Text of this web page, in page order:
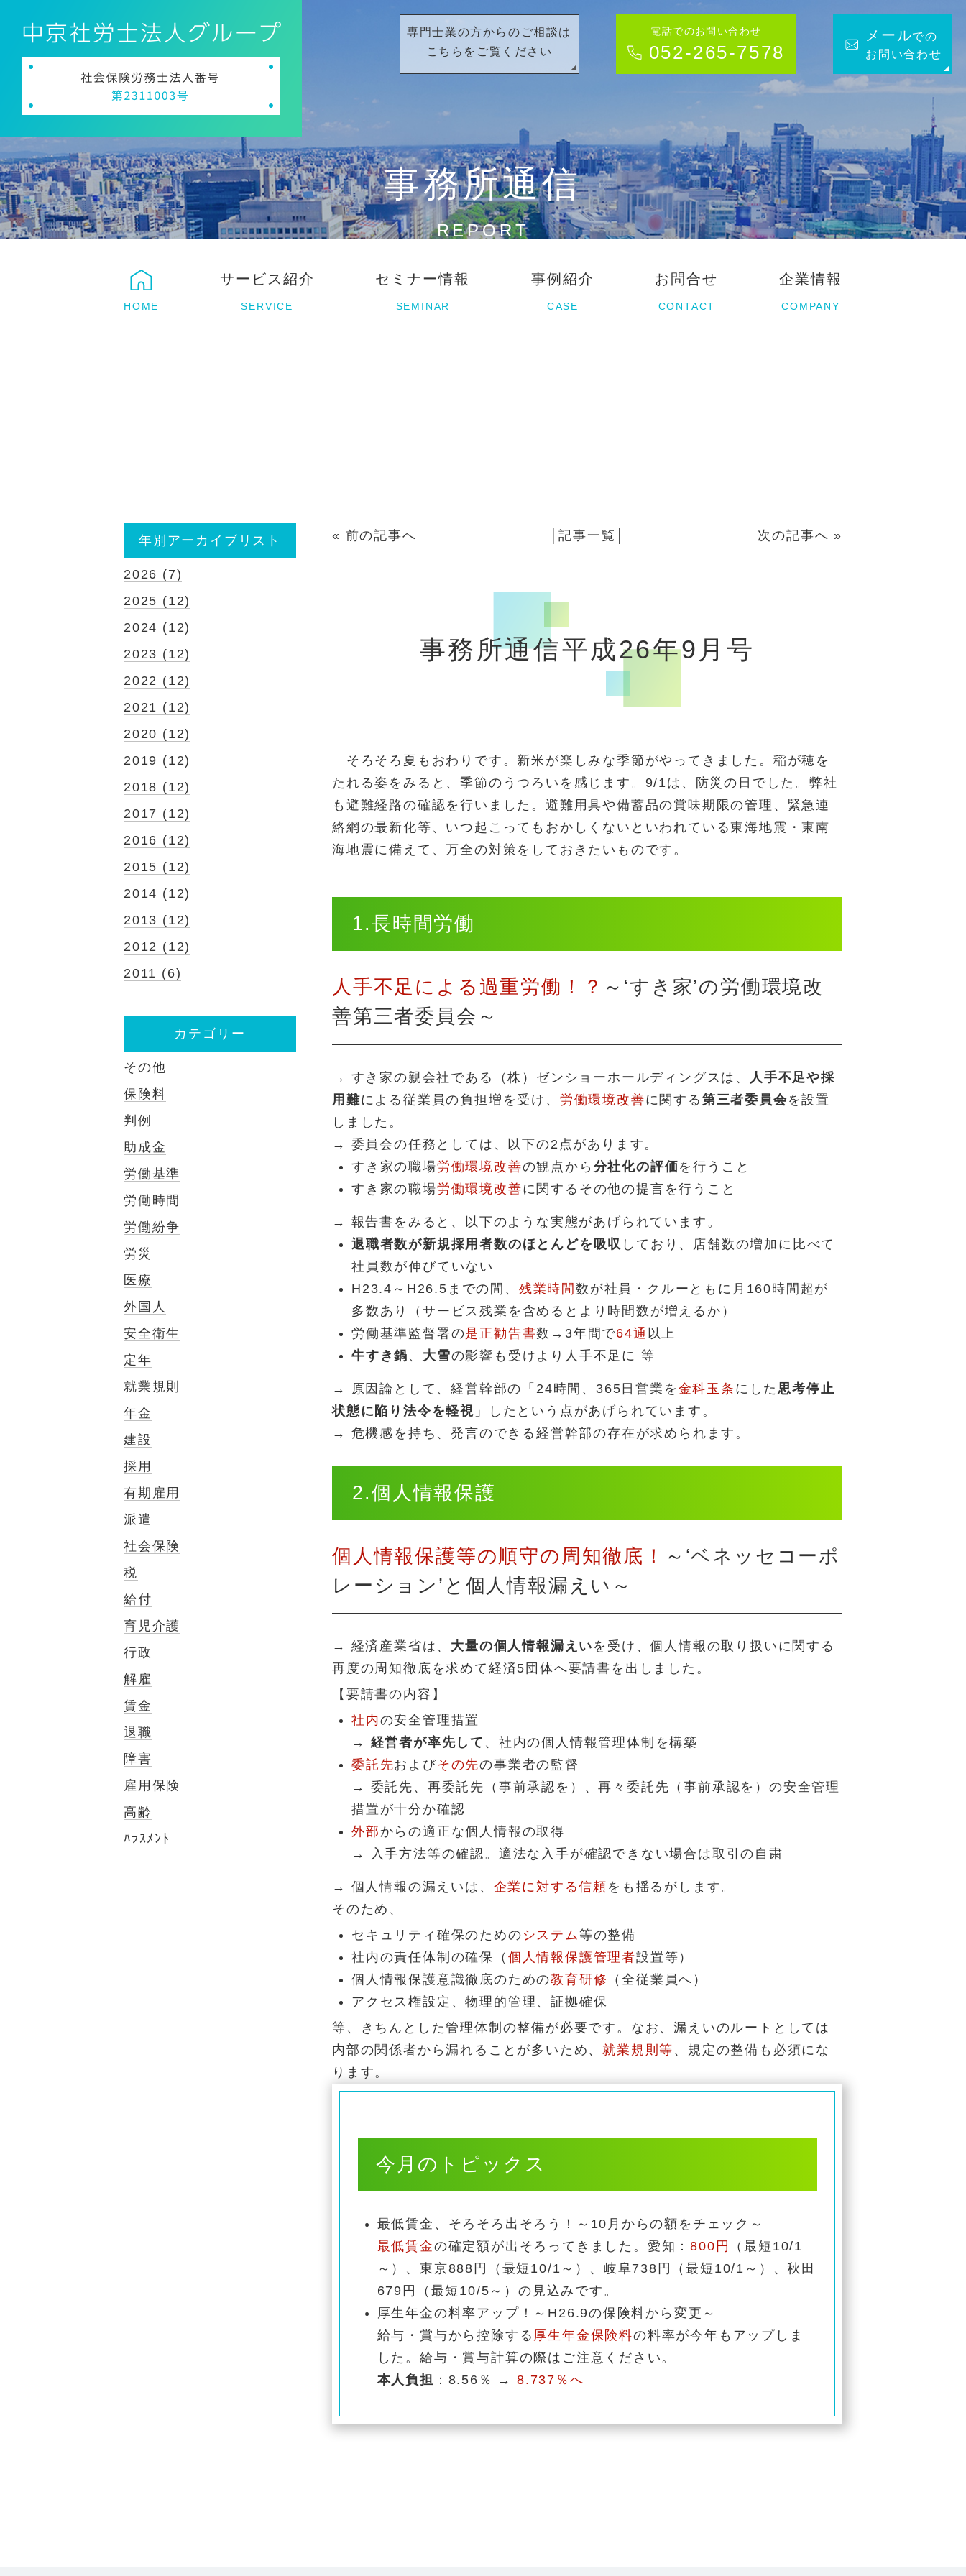
専門士業の方からのご相談は
こちらをご覧ください
電話でのお問い合わせ
052-265-7578
メールでの
お問い合わせ
事務所通信
REPORT
HOME
サービス紹介
SERVICE
セミナー情報
SEMINAR
事例紹介
CASE
お問合せ
CONTACT
企業情報
COMPANY
« 前の記事へ │記事一覧│ 次の記事へ »
事務所通信平成26年9月号
そろそろ夏もおわりです。新米が楽しみな季節がやってきました。稲が穂を
たれる姿をみると、季節のうつろいを感じます。9/1は、防災の日でした。弊社
も避難経路の確認を行いました。避難用具や備蓄品の賞味期限の管理、緊急連
絡網の最新化等、いつ起こってもおかしくないといわれている東海地震・東南
海地震に備えて、万全の対策をしておきたいものです。
1.長時間労働
人手不足による過重労働！？ ～‘すき家’の労働環境改
善第三者委員会～
→ すき家の親会社である（株）ゼンショーホールディングスは、
人手不足や採
用難による従業員の負担増を受け、 労働環境改善に関する 第三者委員会を設置
しました。
→ 委員会の任務としては、以下の2点があります。
すき家の職場労働環境改善の観点から 分社化の評価を行うこと
すき家の職場労働環境改善に関するその他の提言を行うこと
→ 報告書をみると、以下のような実態があげられています。
退職者数が新規採用者数のほとんどを吸収 しており、店舗数の増加に比べて
社員数が伸びていない
H23.4～H26.5までの間、 残業時間数が社員・クルーともに月160時間超が
多数あり（サービス残業を含めるとより時間数が増えるか）
労働基準監督署の是正勧告書数→3年間で64通 以上
牛すき鍋 、 大雪の影響も受けより人手不足に 等
→ 原因論として、経営幹部の「24時間、365日営業を 金科玉条 にした思考停止
状態に陥り法令を軽視 」したという点があげられています。
→ 危機感を持ち、発言のできる経営幹部の存在が求められます。
2.個人情報保護
個人情報保護等の順守の周知徹底！
～‘ベネッセコーポ
レーション’と個人情報漏えい～
→ 経済産業省は、 大量の個人情報漏えい を受け、個人情報の取り扱いに関する
再度の周知徹底を求めて経済5団体へ要請書を出しました。
【要請書の内容】
社内の安全管理措置
→ 経営者が率先して 、社内の個人情報管理体制を構築
委託先およびその先の事業者の監督
→ 委託先、再委託先（事前承認を）、再々委託先（事前承認を）の安全管理
措置が十分か確認
外部 からの適正な個人情報の取得
→ 入手方法等の確認。適法な入手が確認できない場合は取引の自粛
→ 個人情報の漏えいは、 企業に対する信頼 をも揺るがします。
そのため、
セキュリティ確保のための システム等の整備
社内の責任体制の確保（ 個人情報保護管理者設置等）
個人情報保護意識徹底のための教育研修
（全従業員へ）
アクセス権設定、物理的管理、証拠確保
等、きちんとした管理体制の整備が必要です。なお、漏えいのルートとしては
内部の関係者から漏れることが多いため、就業規則等 、規定の整備も必須にな
ります。
今月のトピックス
最低賃金、そろそろ出そろう！～10月からの額をチェック～
最低賃金の確定額が出そろってきました。愛知：800円
（最短10/1
～）、東京888円（最短10/1～）、岐阜738円（最短10/1～）、秋田
679円（最短10/5～）の見込みです。
厚生年金の料率アップ！～H26.9の保険料から変更～
給与・賞与から控除する 厚生年金保険料の料率が今年もアップしま
した。給与・賞与計算の際はご注意ください。
本人負担 ：8.56％ → 8.737％へ
年別アーカイブリスト
2026 (7)
2025 (12)
2024 (12)
2023 (12)
2022 (12)
2021 (12)
2020 (12)
2019 (12)
2018 (12)
2017 (12)
2016 (12)
2015 (12)
2014 (12)
2013 (12)
2012 (12)
2011 (6)
カテゴリー
その他
保険料
判例
助成金
労働基準
労働時間
労働紛争
労災
医療
外国人
安全衛生
定年
就業規則
年金
建設
採用
有期雇用
派遣
社会保険
税
給付
育児介護
行政
解雇
賃金
退職
障害
雇用保険
高齢
ﾊﾗｽﾒﾝﾄ